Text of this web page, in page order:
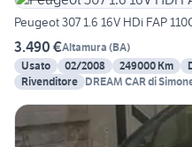
Peugeot 307 1.6 16V HDi FAP
3.490 €Altamura (BA)
Usato
02/2008 249000 Km
Rivenditore DREAM CAR di